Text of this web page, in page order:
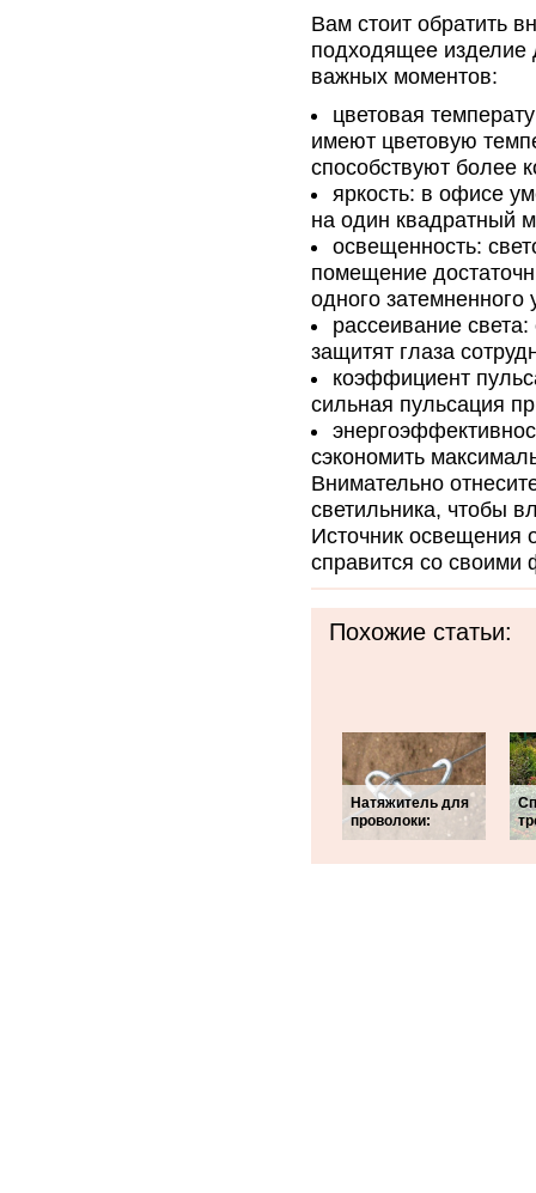
Вам стоит обратить
подходящее
важных моментов:
цветовая
имеют цветовую
способствуют более
яркость: в офисе
на один квадратный
освещенность:
помещение
одного затемненного
рассеивание
защитят глаза
коэффициент
сильная пульсация
сэкономить
Внимательно
светильника, чтобы
Источник освещения
справится со своими
Похожие статьи:
Натяжитель для
проволоки: